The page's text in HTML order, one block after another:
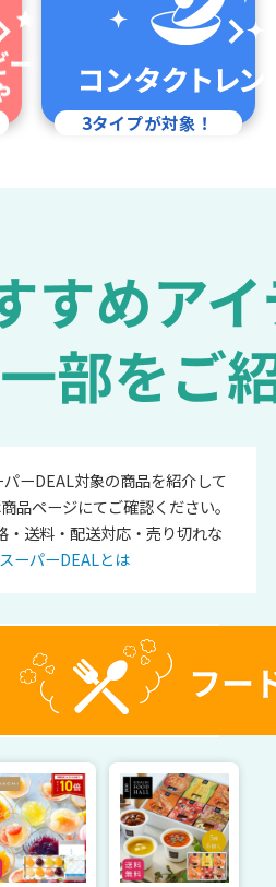
3タイプが対象！
ーDEAL対象の商品を紹介して
品ページにてご確認ください。
・送料・配送対応・売り切れな
ーパーDEALとは